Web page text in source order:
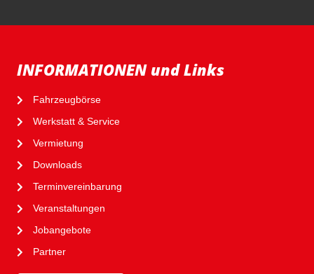
INFORMATIONEN und Links
Fahrzeugbörse
Werkstatt & Service
Vermietung
Downloads
Terminvereinbarung
Veranstaltungen
Jobangebote
Partner